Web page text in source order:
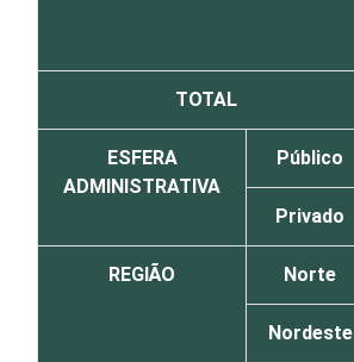
TOTAL
ESFERA
ADMINISTRATIVA
Público
Privado
REGIÃO Norte
Nordeste